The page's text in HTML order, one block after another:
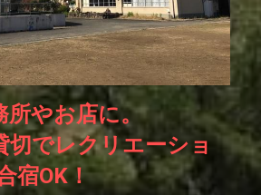
所やお店に。
切でレクリエーショ
宿OK！